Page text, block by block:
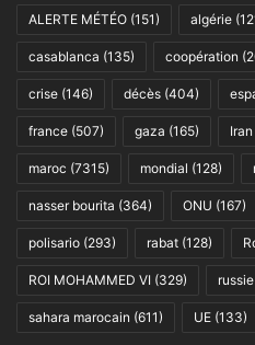
ALERTE MÉTÉO (151) algérie
casablanca (135) coopération
crise (146) décès (404)
france (507) gaza (165) Iran
maroc (7315) mondial (128)
nasser bourita (364) ONU (167)
polisario (293) rabat (128)
ROI MOHAMMED VI (329) russie
sahara marocain (611) UE (133)